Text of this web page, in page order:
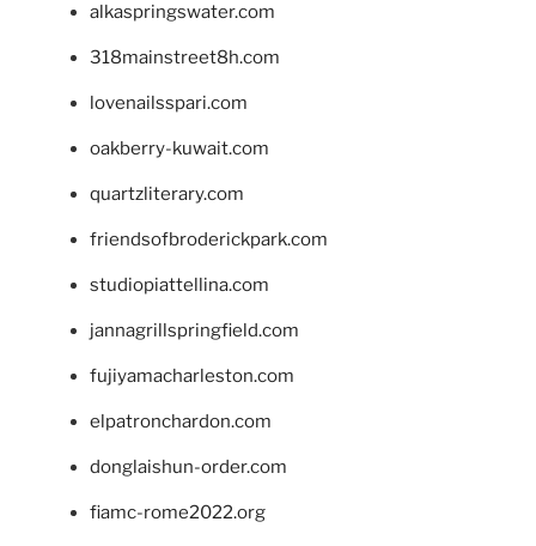
alkaspringswater.com
318mainstreet8h.com
lovenailsspari.com
oakberry-kuwait.com
quartzliterary.com
friendsofbroderickpark.com
studiopiattellina.com
jannagrillspringfield.com
fujiyamacharleston.com
elpatronchardon.com
donglaishun-order.com
fiamc-rome2022.org